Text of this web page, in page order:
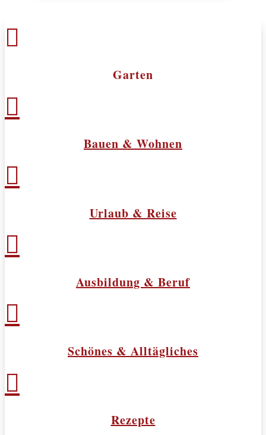

Garten

Bauen & Wohnen

Urlaub & Reise

Ausbildung & Beruf

Schönes & Alltägliches

Rezepte